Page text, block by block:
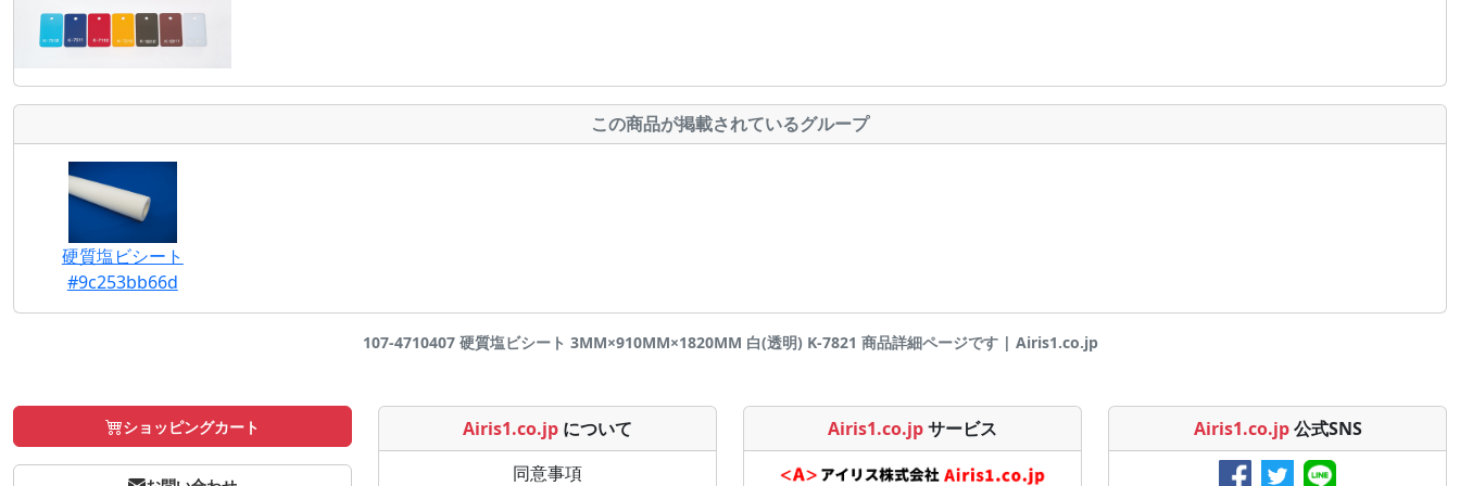
この商品が掲載されているグループ
硬質塩ビシート
#9c253bb66d
107-4710407 硬質塩ビシート 3MM×910MM×1820MM 白(透明) K-7821 商品詳細ページです | Airis1.co.jp
ショッピングカート Airis1.co.jp について
同意事項
Airis1.co.jpサービス Airis1.co.jp 公式SNS